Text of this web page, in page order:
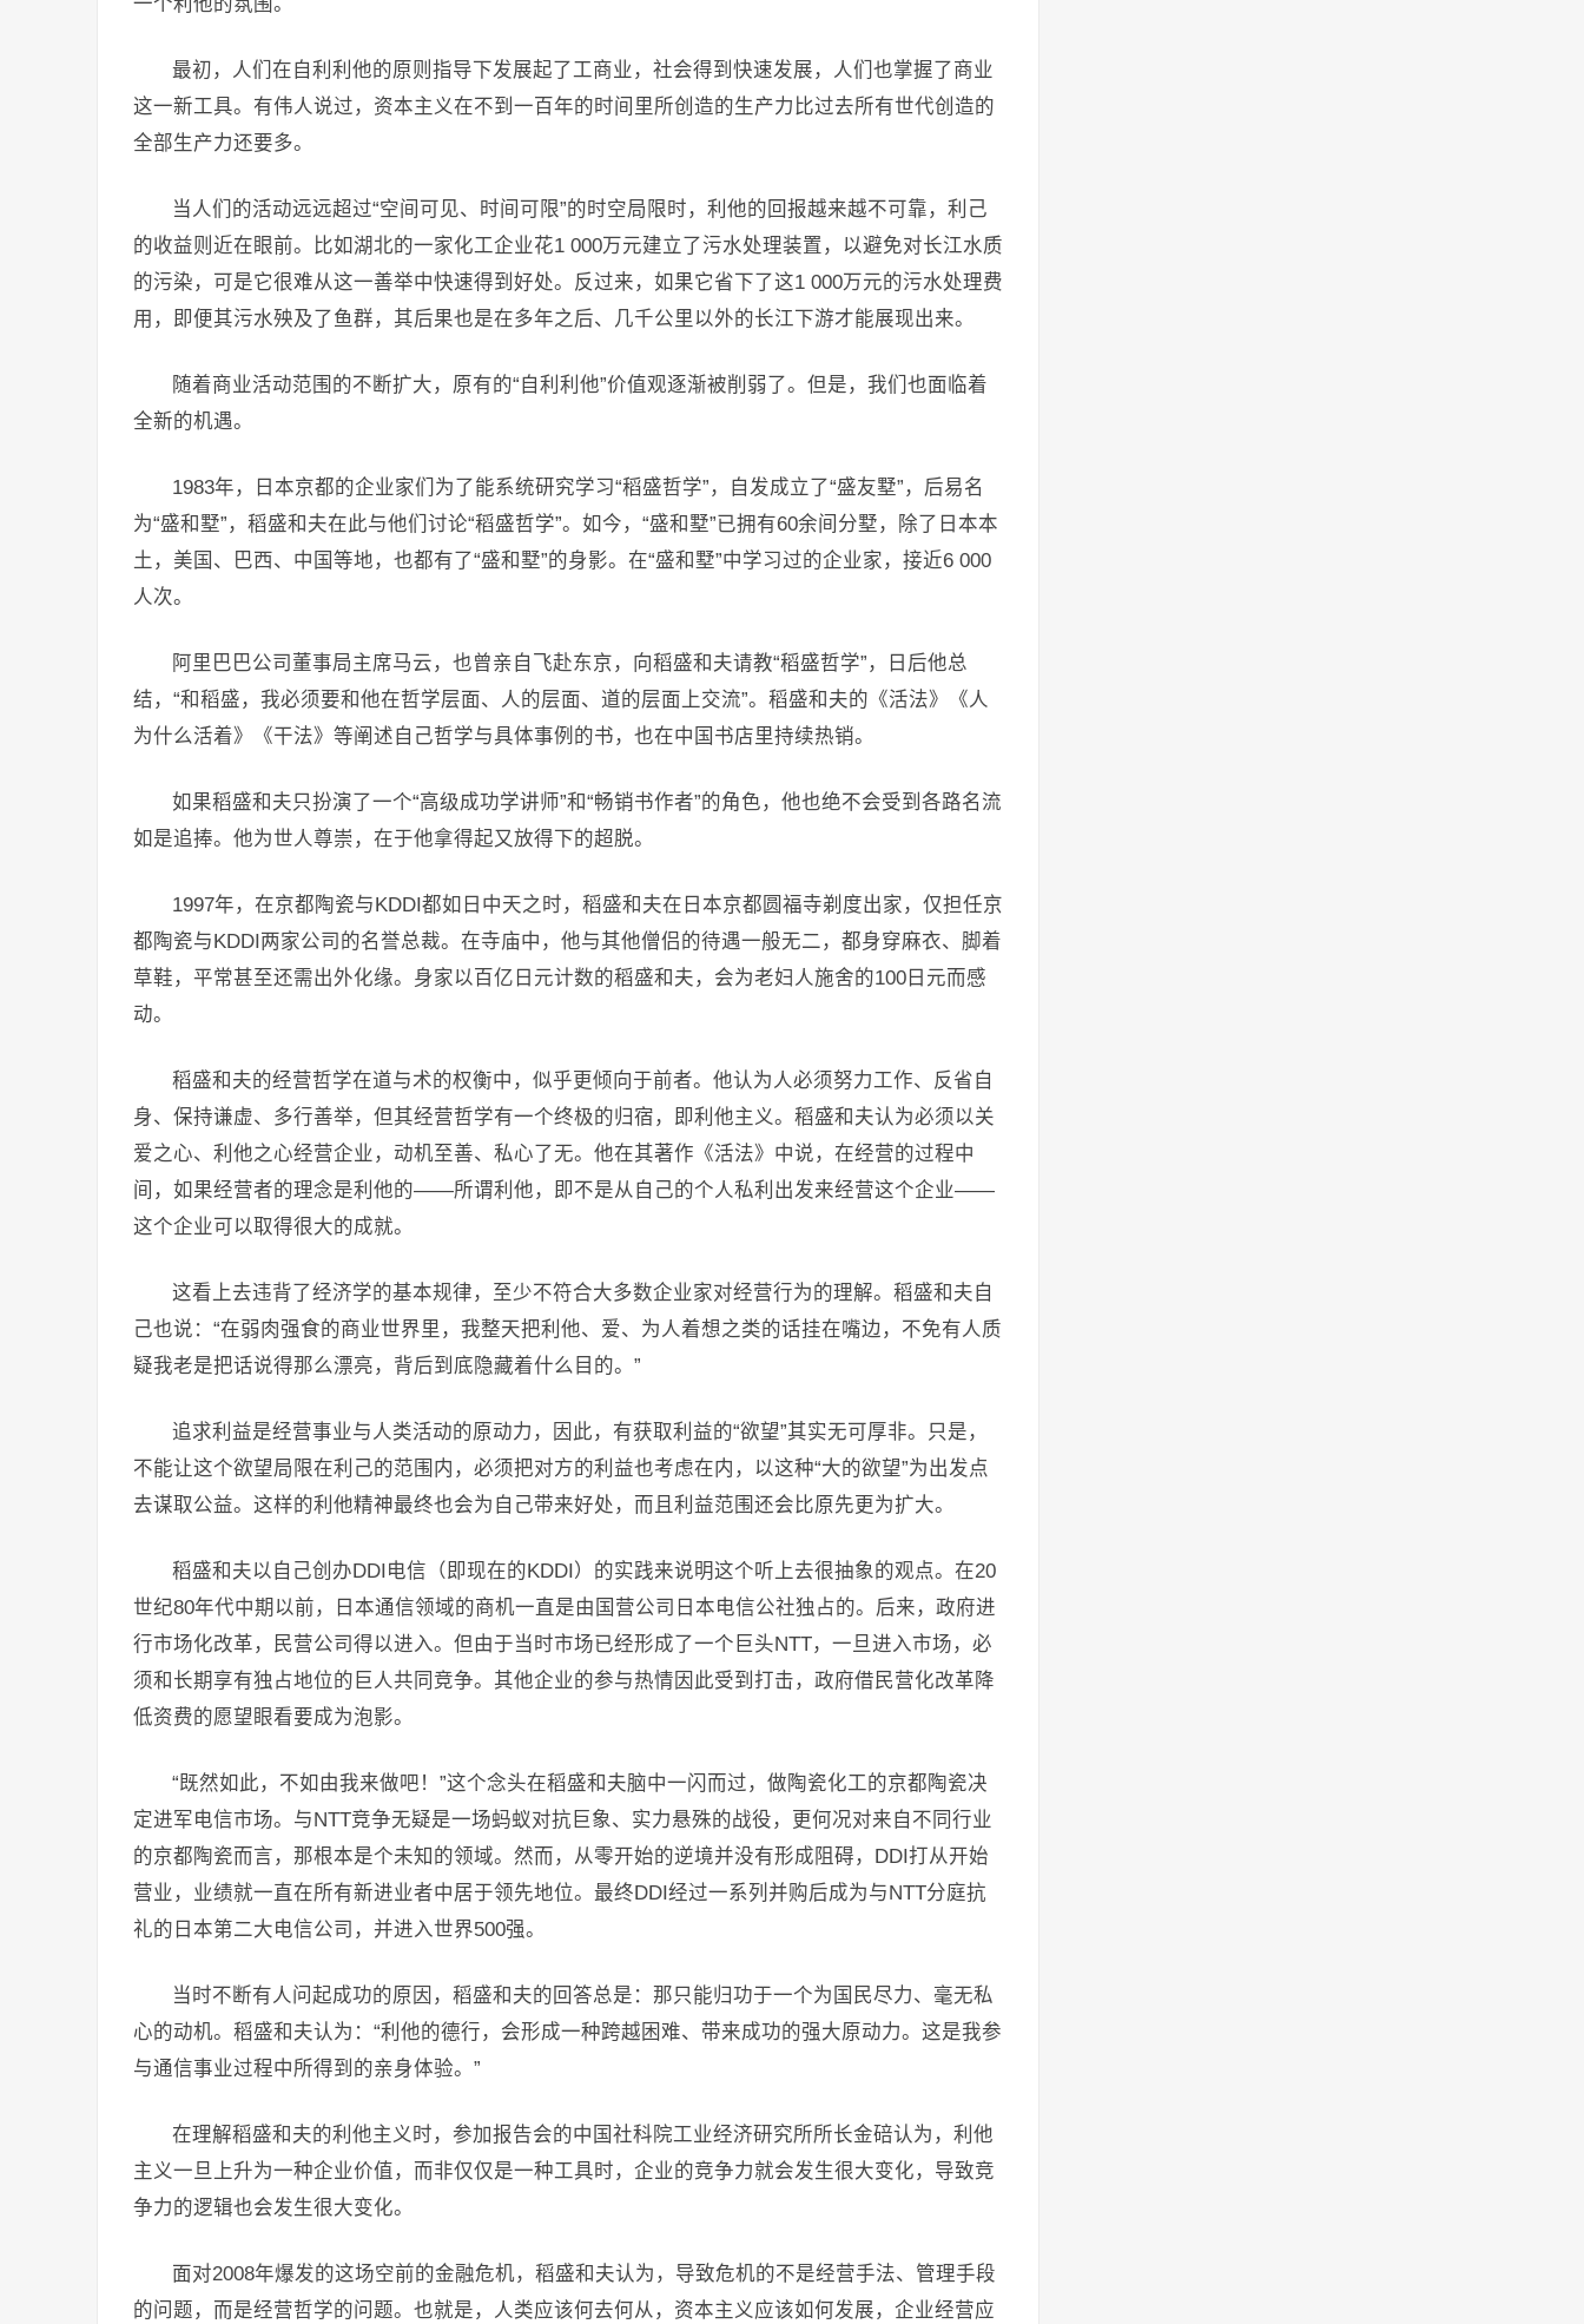
最初，人们在自利利他的原则指导下发展起了工商业，社会得到快速发展，人们也掌握了商业
这一新工具。有伟人说过，资本主义在不到一百年的时间里所创造的生产力比过去所有世代创造的
全部生产力还要多。
当人们的活动远远超过“空间可见、时间可限”的时空局限时，利他的回报越来越不可靠，利己
的收益则近在眼前。比如湖北的一家化工企业花1 000万元建立了污水处理装置，以避免对长江水质
的污染，可是它很难从这一善举中快速得到好处。反过来，如果它省下了这1 000万元的污水处理费
用，即便其污水殃及了鱼群，其后果也是在多年之后、几千公里以外的长江下游才能展现出来。
随着商业活动范围的不断扩大，原有的“自利利他”价值观逐渐被削弱了。但是，我们也面临着
全新的机遇。
1983年，日本京都的企业家们为了能系统研究学习“稻盛哲学”，自发成立了“盛友墅”，后易名
为“盛和墅”，稻盛和夫在此与他们讨论“稻盛哲学”。如今，“盛和墅”已拥有60余间分墅，除了日本本
土，美国、巴西、中国等地，也都有了“盛和墅”的身影。在“盛和墅”中学习过的企业家，接近6 000
人次。
阿里巴巴公司董事局主席马云，也曾亲自飞赴东京，向稻盛和夫请教“稻盛哲学”，日后他总
结，“和稻盛，我必须要和他在哲学层面、人的层面、道的层面上交流”。稻盛和夫的《活法》《人
为什么活着》《干法》等阐述自己哲学与具体事例的书，也在中国书店里持续热销。
如果稻盛和夫只扮演了一个“高级成功学讲师”和“畅销书作者”的角色，他也绝不会受到各路名流
如是追捧。他为世人尊崇，在于他拿得起又放得下的超脱。
1997年，在京都陶瓷与KDDI都如日中天之时，稻盛和夫在日本京都圆福寺剃度出家，仅担任京
都陶瓷与KDDI两家公司的名誉总裁。在寺庙中，他与其他僧侣的待遇一般无二，都身穿麻衣、脚着
草鞋，平常甚至还需出外化缘。身家以百亿日元计数的稻盛和夫，会为老妇人施舍的100日元而感
动。
稻盛和夫的经营哲学在道与术的权衡中，似乎更倾向于前者。他认为人必须努力工作、反省自
身、保持谦虚、多行善举，但其经营哲学有一个终极的归宿，即利他主义。稻盛和夫认为必须以关
爱之心、利他之心经营企业，动机至善、私心了无。他在其著作《活法》中说，在经营的过程中
间，如果经营者的理念是利他的——所谓利他，即不是从自己的个人私利出发来经营这个企业——
这个企业可以取得很大的成就。
这看上去违背了经济学的基本规律，至少不符合大多数企业家对经营行为的理解。稻盛和夫自
己也说：“在弱肉强食的商业世界里，我整天把利他、爱、为人着想之类的话挂在嘴边，不免有人质
疑我老是把话说得那么漂亮，背后到底隐藏着什么目的。”
追求利益是经营事业与人类活动的原动力，因此，有获取利益的“欲望”其实无可厚非。只是，
不能让这个欲望局限在利己的范围内，必须把对方的利益也考虑在内，以这种“大的欲望”为出发点
去谋取公益。这样的利他精神最终也会为自己带来好处，而且利益范围还会比原先更为扩大。
稻盛和夫以自己创办DDI电信（即现在的KDDI）的实践来说明这个听上去很抽象的观点。在20
世纪80年代中期以前，日本通信领域的商机一直是由国营公司日本电信公社独占的。后来，政府进
行市场化改革，民营公司得以进入。但由于当时市场已经形成了一个巨头NTT，一旦进入市场，必
须和长期享有独占地位的巨人共同竞争。其他企业的参与热情因此受到打击，政府借民营化改革降
低资费的愿望眼看要成为泡影。
“既然如此，不如由我来做吧！”这个念头在稻盛和夫脑中一闪而过，做陶瓷化工的京都陶瓷决
定进军电信市场。与NTT竞争无疑是一场蚂蚁对抗巨象、实力悬殊的战役，更何况对来自不同行业
的京都陶瓷而言，那根本是个未知的领域。然而，从零开始的逆境并没有形成阻碍，DDI打从开始
营业，业绩就一直在所有新进业者中居于领先地位。最终DDI经过一系列并购后成为与NTT分庭抗
礼的日本第二大电信公司，并进入世界500强。
当时不断有人问起成功的原因，稻盛和夫的回答总是：那只能归功于一个为国民尽力、毫无私
心的动机。稻盛和夫认为：“利他的德行，会形成一种跨越困难、带来成功的强大原动力。这是我参
与通信事业过程中所得到的亲身体验。”
在理解稻盛和夫的利他主义时，参加报告会的中国社科院工业经济研究所所长金碚认为，利他
主义一旦上升为一种企业价值，而非仅仅是一种工具时，企业的竞争力就会发生很大变化，导致竞
争力的逻辑也会发生很大变化。
面对2008年爆发的这场空前的金融危机，稻盛和夫认为，导致危机的不是经营手法、管理手段
的问题，而是经营哲学的问题。也就是，人类应该何去何从，资本主义应该如何发展，企业经营应